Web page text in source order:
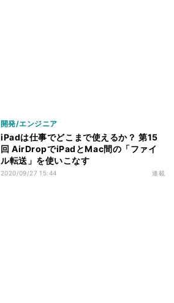
開発/エンジニア
iPadは仕事でどこまで使えるか？ 第15
回 AirDropでiPadとMac間の「ファイ
ル転送」を使いこなす
2020/09/27 15:44 連載